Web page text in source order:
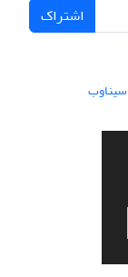
اشتراک
سیناوب